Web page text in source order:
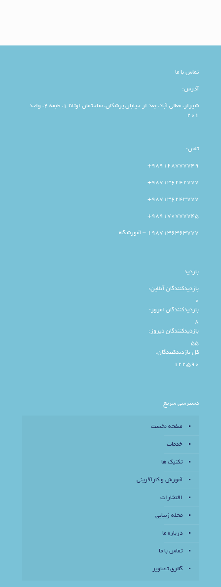
تماس با ما
آدرس:
شیراز، معالی آباد، بعد از خیابان پزشکان، ساختمان اوتانا 1، طبقه 2، واحد
201
تلفن:
989128777749+
987136242777+
987136243777+
989170777745+
987136363777+ – آموزشگاه
بازدید
بازدیدکنندگان آنلاین:
0
بازدیدکنندگان امروز:
8
بازدیدکنندگان دیروز:
55
کل بازدیدکنند‌گان:
122,590
دسترسی سریع
صفحه نخست
خدمات
تکنیک ها
آموزش و کارآفرینی
افتخارات
مجله زیبایی
درباره ما
تماس با ما
گالری تصاویر